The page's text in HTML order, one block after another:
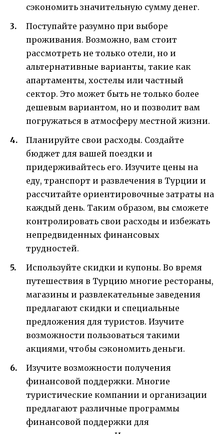
сэкономить значительную сумму денег.
Поступайте разумно при выборе
проживания. Возможно, вам стоит
рассмотреть не только отели, но и
альтернативные варианты, такие как
апартаменты, хостелы или частный
сектор. Это может быть не только более
дешевым вариантом, но и позволит вам
погружаться в атмосферу местной жизни.
Планируйте свои расходы. Создайте
бюджет для вашей поездки и
придерживайтесь его. Изучите цены на
еду, транспорт и развлечения в Турции и
рассчитайте ориентировочные затраты на
каждый день. Таким образом, вы сможете
контролировать свои расходы и избежать
непредвиденных финансовых
трудностей.
Используйте скидки и купоны. Во время
путешествия в Турцию многие рестораны,
магазины и развлекательные заведения
предлагают скидки и специальные
предложения для туристов. Изучите
возможности пользоваться такими
акциями, чтобы сэкономить деньги.
Изучите возможности получения
финансовой поддержки. Многие
туристические компании и организации
предлагают различные программы
финансовой поддержки для